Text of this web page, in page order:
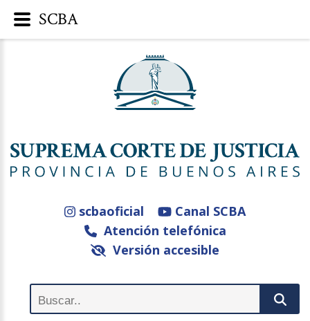
scbaoficial
Canal SCBA
Atención telefónica
Versión accesible
SCBA